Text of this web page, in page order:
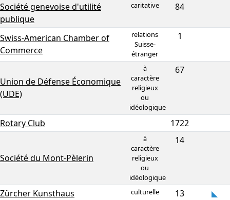
Société genevoise d'utilité
publique
caritative 84
Swiss-American Chamber of
Commerce
relations
Suisse-
étranger
1
Union de Défense Économique
(UDE)
à
caractère
religieux
ou
idéologique
67
Rotary Club 1722
Société du Mont-Pèlerin
à
caractère
religieux
ou
idéologique
14
Zürcher Kunsthaus culturelle
13